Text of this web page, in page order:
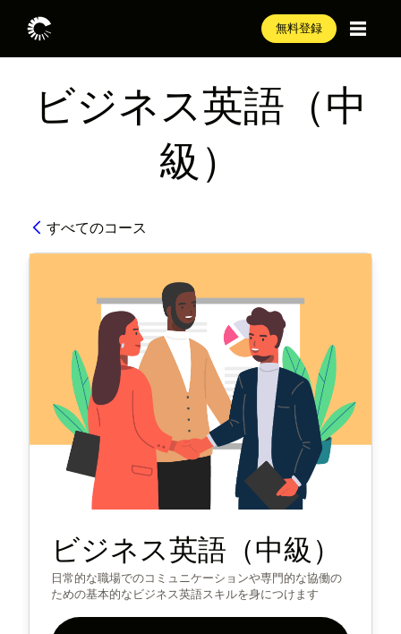
無料登録
ビジネス英語（中
級）
すべてのコース
ビジネス英語（中級）
日常的な職場でのコミュニケーションや専門的な協働の
ための基本的なビジネス英語スキルを身につけます